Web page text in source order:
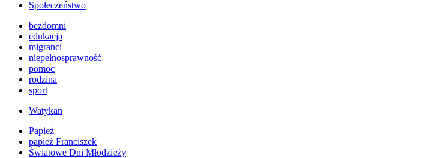
Społeczeństwo
bezdomni
edukacja
migranci
niepełnosprawność
pomoc
rodzina
sport
Watykan
Papież
papież Franciszek
Światowe Dni Młodzieży